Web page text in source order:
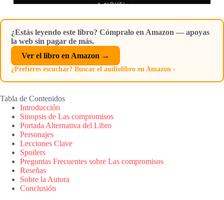
¿Estás leyendo este libro? Cómpralo en Amazon — apoyas
la web sin pagar de más.
Ver el libro en Amazon →
¿Prefieres escuchar? Buscar el audiolibro en Amazon ›
Tabla de Contenidos
Introducción
Sinopsis de Las compromisos
Portada Alternativa del Libro
Personajes
Lecciones Clave
Spoilers
Preguntas Frecuentes sobre Las compromisos
Reseñas
Sobre la Autora
Conclusión